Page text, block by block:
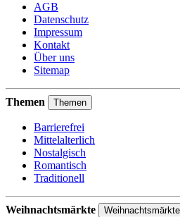
AGB
Datenschutz
Impressum
Kontakt
Über uns
Sitemap
Themen Themen
Barrierefrei
Mittelalterlich
Nostalgisch
Romantisch
Traditionell
Weihnachtsmärkte Weihnachtsmärkte